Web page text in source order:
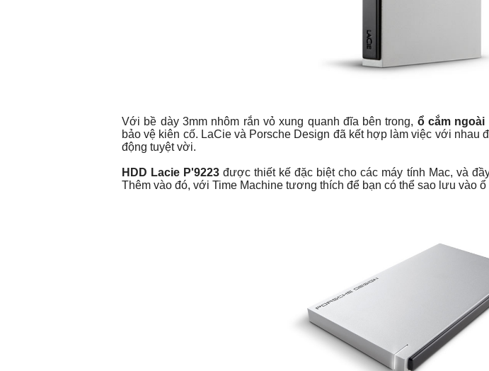
Với bề dày 3mm nhôm rắn vỏ xung quanh đĩa bên trong, ổ cắm ngoài
bảo vệ kiên cố. LaCie và Porsche Design đã kết hợp làm việc với nhau
động tuyệt vời.
HDD Lacie P'9223 được thiết kế đặc biệt cho các máy tính Mac, và
Thêm vào đó, với Time Machine tương thích để bạn có thể sao lưu vào